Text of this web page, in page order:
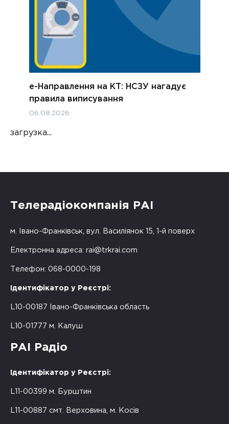
е-Направлення на КТ: НСЗУ нагадує
правила виписування
06.08.2026
загрузка...
Телерадіокомпанія РАІ
м. Івано-Франківськ, вул. Василіянок 15, 1-й поверх
Електронна адреса: rai@trkrai.com
Телефон: 068-0000-198
Ідентифікатор у Реєстрі:
L10-00187 Івано-Франківська область
L10-01777 м. Калуш
РАІ Радіо
Ідентифікатор у Реєстрі:
L11-00399 м. Бурштин
L11-00887 смт. Верховина, м. Косів